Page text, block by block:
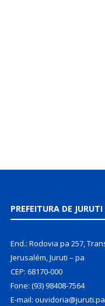
PREFEITURA DE JURUTI
End.: Rodovia pa 257,
Jerusalém, Juruti – pa
CEP: 68170-000
Fone: (93) 98408-7564
E-mail: